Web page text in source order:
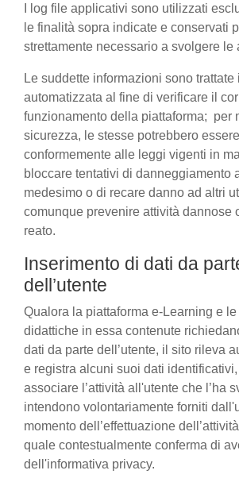
I log file applicativi sono utilizzati
le finalità sopra indicate e conservati
strettamente necessario a svolgere le
Le suddette informazioni sono trattate
automatizzata al fine di verificare il
funzionamento della piattaforma; per
sicurezza, le stesse potrebbero
conformemente alle leggi vigenti in
bloccare tentativi di danneggiamento
medesimo o di recare danno ad altri
comunque prevenire attività dannose
reato.
Inserimento di dati da
dell’utente
Qualora la piattaforma e-Learning e le
didattiche in essa contenute
dati da parte dell’utente, il sito rileva
e registra alcuni suoi dati
associare l’attività all'utente che l’ha
intendono volontariamente forniti
momento dell’effettuazione
quale contestualmente conferma di
dell'informativa privacy.